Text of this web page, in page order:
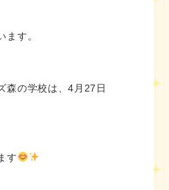
ます。
森の学校は、4月27日
す